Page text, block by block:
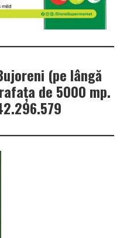
(pe lângă
de 5000 mp.